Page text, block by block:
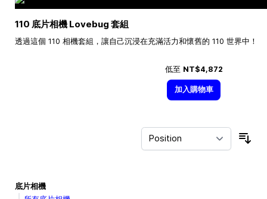
110 底片相機 Lovebug 套組
透過這個 110 相機套組，讓自己沉浸在充滿活力和懷舊的 110 世界中！
低至 NT$4,872
加入購物車
底片相機